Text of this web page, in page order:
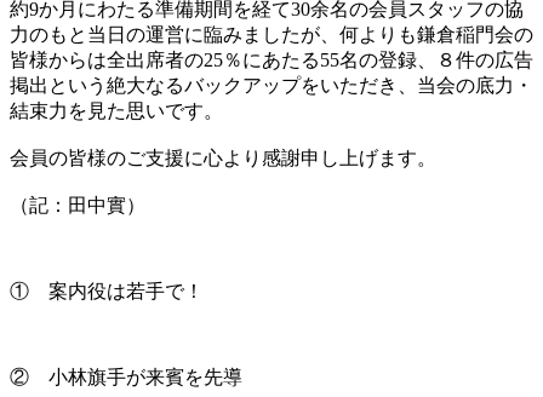
約9か月にわたる準備期間を経て30余名の会員スタッフの協
力のもと当日の運営に臨みましたが、何よりも鎌倉稲門会の
皆様からは全出席者の25％にあたる55名の登録、８件の広告
掲出という絶大なるバックアップをいただき、当会の底力・
結束力を見た思いです。
会員の皆様のご支援に心より感謝申し上げます。
（記：田中實）
① 案内役は若手で！
② 小林旗手が来賓を先導